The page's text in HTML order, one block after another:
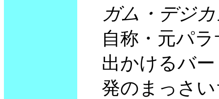
ガム・デジ
自称・元パ
出かけるバ
発のまっさ